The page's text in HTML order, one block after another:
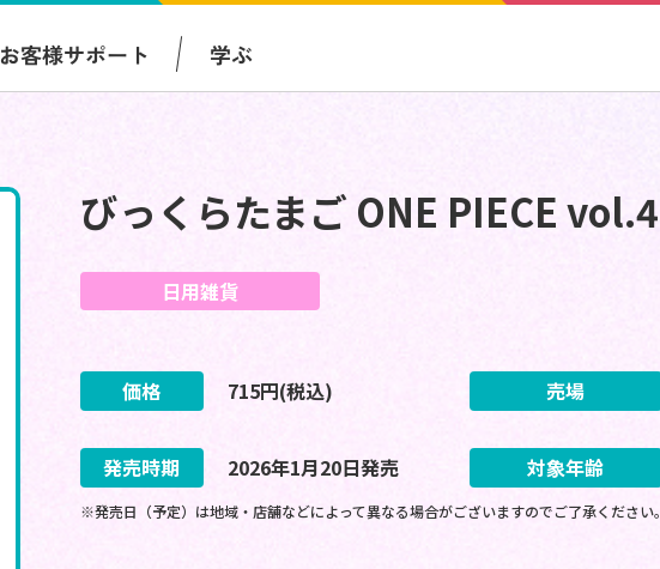
お客様サポート 学ぶ
びっくらたまご ONE PIECE vol.4
日用雑貨
価格 715円(税込) 売場
発売時期
2026年1月20日発売 対象年齢
※発売日（予定）は地域・店舗などによって異なる場合がございますのでご了承ください。